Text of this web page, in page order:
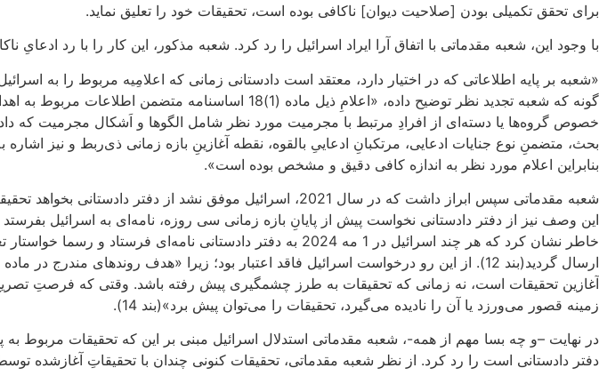
برای تحقق تکمیلی بودن [صلاحیت دیوان] ناکافی بوده است، تحقیقات خود را تعلیق نماید.
با وجود این، شعبه مقدماتی با اتفاق آرا ایراد اسرائیل را رد کرد. شعبه مذکور، این کار را با رد ادعایِ ناکافی بودن اعلام سال 2021
«شعبه بر پایه اطلاعاتی که در اختیار دارد، معتقد است دادستانی زمانی که اعلامِیه مربوط را به
خصوص گروه‌ها یا دسته‌ای از افرادِ مرتبط با مجرمیت مورد نظر شامل الگوها و اَشکال مجرمیت
بحث، متضمنِ نوع جنایات ادعایی، مرتکبانِ ادعاییِ بالقوه، نقطه آغازینِ بازه زمانی ذی‌ربط و نیز
بنابراین اعلام مورد نظر به اندازه کافی دقیق و مشخص بوده است».
خاطر نشان کرد که هر چند اسرائیل در 1 مه 2024 به دفتر
آغازین تحقیقات است، نه زمانی که تحقیقات به طرز چشمگیری پیش رفته باشد. وقتی که فرصتِ
زمینه قصور می‌ورزد یا آن را نادیده می‌گیرد، تحقیقات را می‌توان پیش برد»(بند 14).
دفتر دادستانی است را رد کرد. از نظر شعبه مقدماتی، تحقیقات کنونی چندان با تحقیقاتِ آغازشده توسط دادستان «بنسودا» در سال 2021 تفاوت ندارد